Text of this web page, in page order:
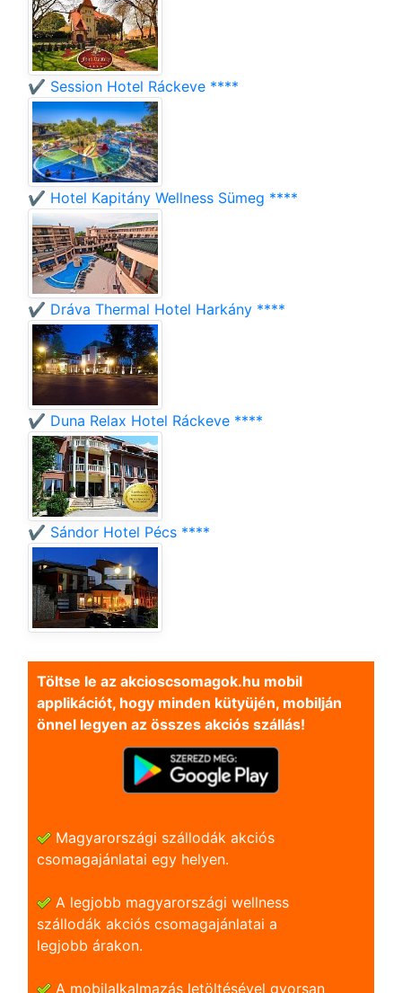
✔️ Session Hotel Ráckeve ****
✔️ Hotel Kapitány Wellness Sümeg ****
✔️ Dráva Thermal Hotel Harkány ****
✔️ Duna Relax Hotel Ráckeve ****
✔️ Sándor Hotel Pécs ****
Töltse le az akcioscsomagok.hu mobil
applikációt, hogy minden kütyüjén, mobilján
önnel legyen az összes akciós szállás!
Magyarországi szállodák akciós
csomagajánlatai egy helyen.
A legjobb magyarországi wellness
szállodák akciós csomagajánlatai a
legjobb árakon.
A mobilalkalmazás letöltésével gyorsan